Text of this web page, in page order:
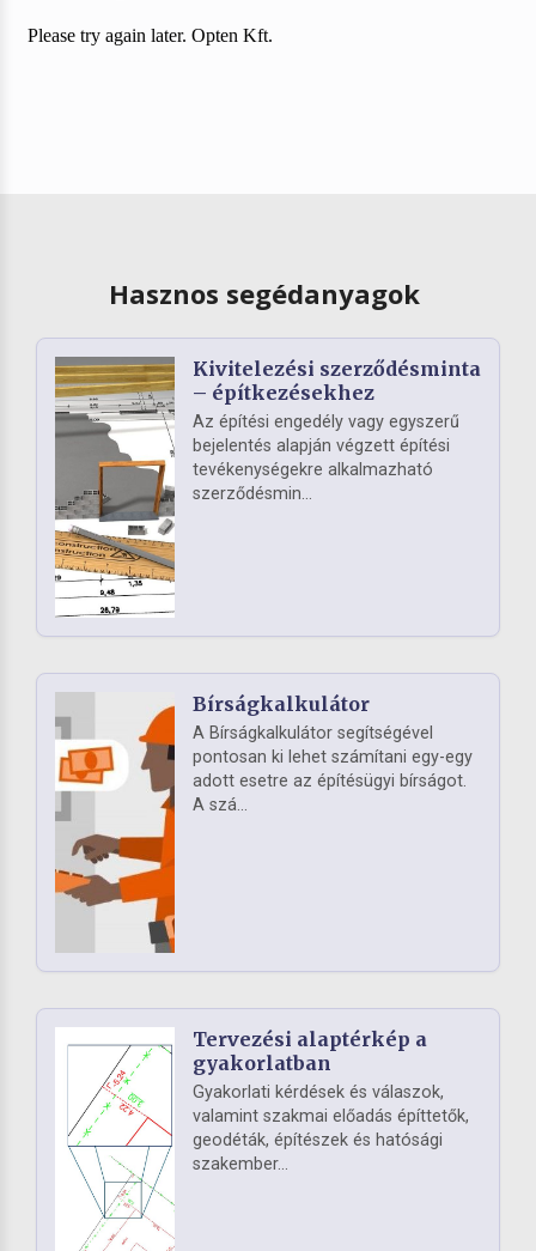
Hasznos segédanyagok
Kivitelezési szerződésminta
– építkezésekhez
Az építési engedély vagy egyszerű
bejelentés alapján végzett építési
tevékenységekre alkalmazható
szerződésmin...
Bírságkalkulátor
A Bírságkalkulátor segítségével
pontosan ki lehet számítani egy-egy
adott esetre az építésügyi bírságot.
A szá...
Tervezési alaptérkép a
gyakorlatban
Gyakorlati kérdések és válaszok,
valamint szakmai előadás építtetők,
geodéták, építészek és hatósági
szakember...